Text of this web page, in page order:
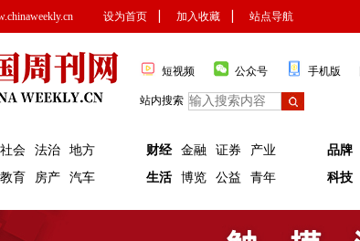
设为首页 加入收藏 站点导航
短视频 公众号 手机版
站内搜索
社会 法治
地方
教育 房产 汽车
财经 金融 证券
产业
生活
博览 公益 青年
品牌
科技